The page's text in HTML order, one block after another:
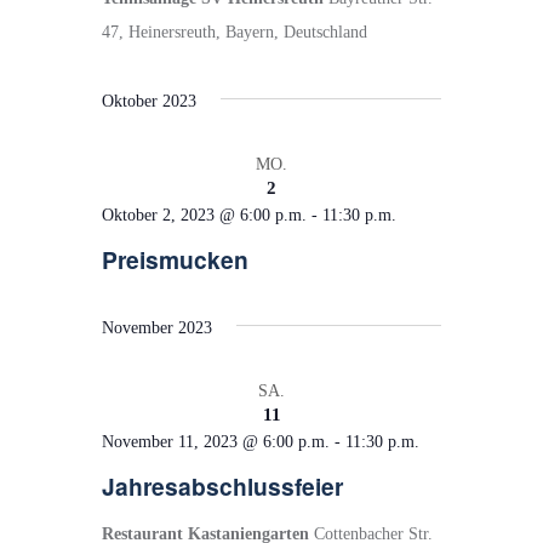
a
v
i
47, Heinersreuth, Bayern, Deutschland
Oktober 2023
MO.
2
Preismucken
Oktober 2, 2023 @ 6:00 p.m. - 11:30 p.m.
November 2023
SA.
11
Jahresabschlussfeier
November 11, 2023 @ 6:00 p.m. - 11:30 p.m.
Restaurant Kastaniengarten Cottenbacher Str.